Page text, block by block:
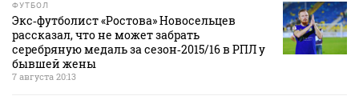
ФУТБОЛ
Экс‑футболист «Ростова» Новосельцев
рассказал, что не может забрать
серебряную медаль за сезон‑2015/16 в РПЛ у
бывшей жены
7 августа 20:13